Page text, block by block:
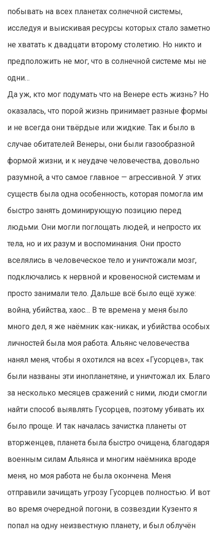
побывать на всех планетах солнечной системы,
исследуя и выискивая ресурсы которых стало заметно
не хватать к двадцати второму столетию. Но никто и
предположить не мог, что в солнечной системе мы не
одни…
Да уж, кто мог подумать что на Венере есть жизнь? Но
оказалась, что порой жизнь принимает разные формы
и не всегда они твёрдые или жидкие. Так и было в
случае обитателей Венеры, они были газообразной
формой жизни, и к неудаче человечества, довольно
разумной, а что самое главное — агрессивной. У этих
существ была одна особенность, которая помогла им
быстро занять доминирующую позицию перед
людьми. Они могли поглощать людей, и непросто их
тела, но и их разум и воспоминания. Они просто
вселялись в человеческое тело и уничтожали мозг,
подключались к нервной и кровеносной системам и
просто занимали тело. Дальше всё было ещё хуже:
война, убийства, хаос… В те времена у меня было
много дел, я же наёмник как-никак, и убийства особых
личностей была моя работа. Альянс человечества
нанял меня, чтобы я охотился на всех «Гусорцев», так
были названы эти инопланетяне, и уничтожал их. Благо
за несколько месяцев сражений с ними, люди смогли
найти способ выявлять Гусорцев, поэтому убивать их
было проще. И так началась зачистка планеты от
вторженцев, планета была быстро очищена, благодаря
военным силам Альянса и многим наёмника вроде
меня, но моя работа не была окончена. Меня
отправили зачищать угрозу Гусорцев полностью. И вот
во время очередной погони, в созвездии Кузенто я
попал на одну неизвестную планету, и был облучён